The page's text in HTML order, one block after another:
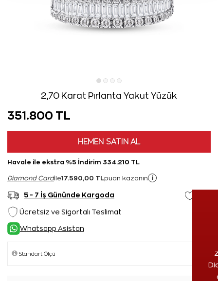
2,70 Karat Pırlanta Yakut Yüzük
351.800 TL
HEMEN SATIN AL
Havale ile ekstra %5 İndirim 334.210 TL
Diamond Cardile17.590,00 TL puan kazanın i
5 - 7 İş Gününde Kargoda
Ücretsiz ve Sigortalı Teslimat
Whatsapp Asistan